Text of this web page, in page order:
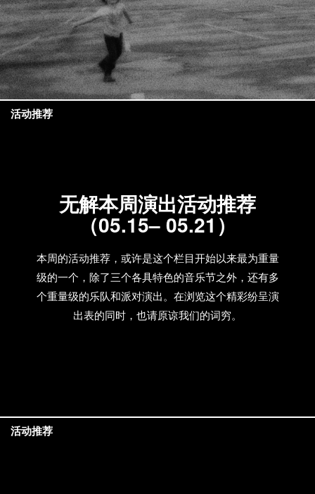
无解本周演出活动推荐
（05.15– 05.21）
本周的活动推荐，或许是这个栏目开始以来最为重量
级的一个，除了三个各具特色的音乐节之外，还有多
个重量级的乐队和派对演出。在浏览这个精彩纷呈演
出表的同时，也请原谅我们的词穷。
活动推荐
活动推荐